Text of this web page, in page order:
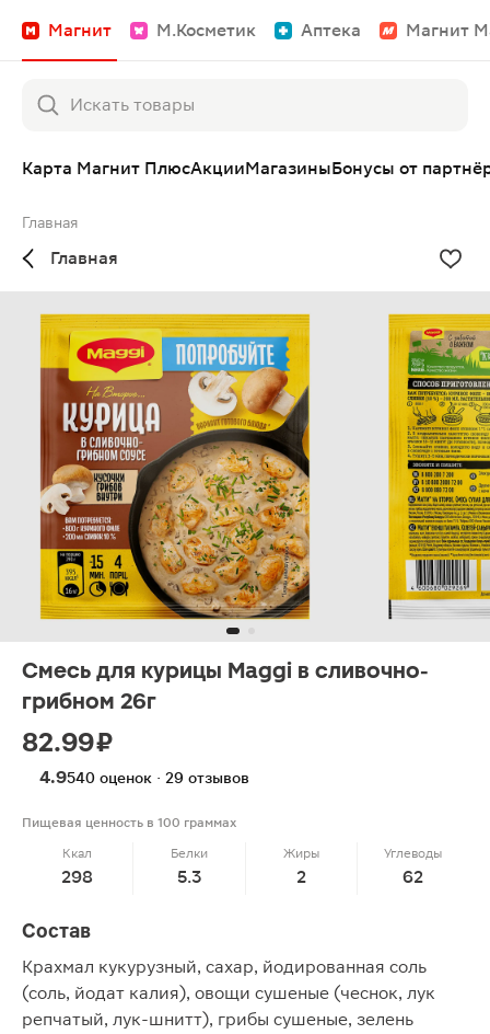
Магнит М.Косметик Аптека Магнит
Карта Магнит ПлюсАкцииМагазиныБонусы от
Главная
Главная
Смесь для курицы Maggi в сливочно-
грибном 26г
82.99 ₽
4.9540 оценок · 29 отзывов
Пищевая ценность в 100 граммах
Ккал
298
Белки
5.3
Жиры
2
Углеводы
62
Состав
Крахмал кукурузный, сахар, йодированная соль
(соль, йодат калия), овощи сушеные (чеснок, лук
репчатый, лук-шнитт), грибы сушеные, зелень